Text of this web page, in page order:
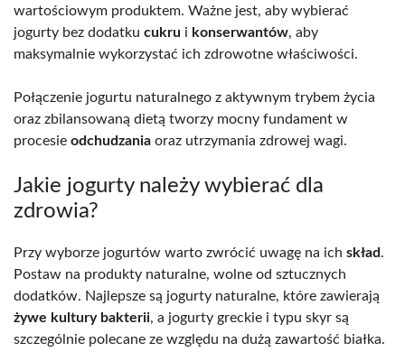
wartościowym produktem. Ważne jest, aby wybierać
jogurty bez dodatku cukru i konserwantów, aby
maksymalnie wykorzystać ich zdrowotne właściwości.
Połączenie jogurtu naturalnego z aktywnym trybem życia
oraz zbilansowaną dietą tworzy mocny fundament w
procesie odchudzania oraz utrzymania zdrowej wagi.
Jakie jogurty należy wybierać dla
zdrowia?
Przy wyborze jogurtów warto zwrócić uwagę na ich skład.
Postaw na produkty naturalne, wolne od sztucznych
dodatków. Najlepsze są jogurty naturalne, które zawierają
żywe kultury bakterii, a jogurty greckie i typu skyr są
szczególnie polecane ze względu na dużą zawartość białka.